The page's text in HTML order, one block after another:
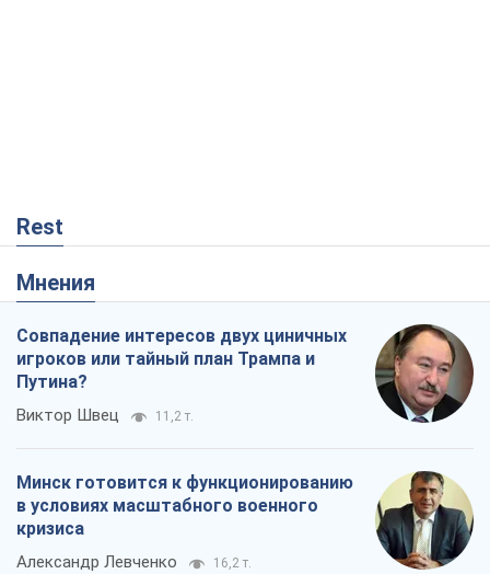
Rest
Мнения
Совпадение интересов двух циничных
игроков или тайный план Трампа и
Путина?
Виктор Швец 11,2 т.
Минск готовится к функционированию
в условиях масштабного военного
кризиса
Александр Левченко 16,2 т.